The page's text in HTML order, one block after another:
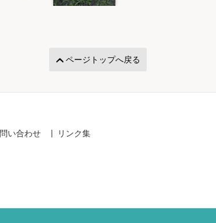
ページトップへ戻る
い合わせ リンク集